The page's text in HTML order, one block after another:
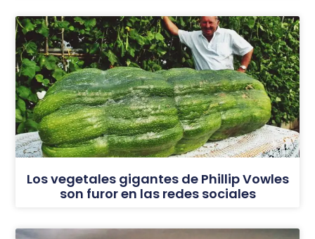
Los vegetales gigantes de Phillip Vowles
son furor en las redes sociales